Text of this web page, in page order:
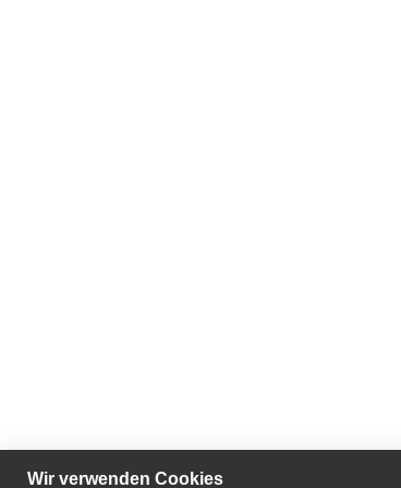
Wir verwenden Cookies